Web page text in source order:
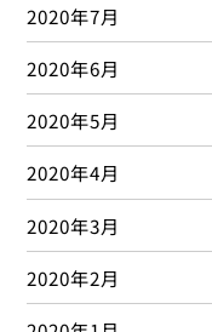
2020年7月
2020年6月
2020年5月
2020年4月
2020年3月
2020年2月